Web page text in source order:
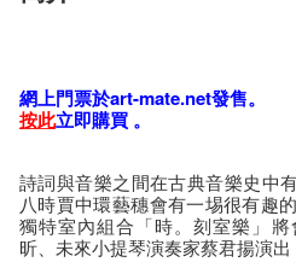
網​上門票於art-mate.net發售。
按​此立即購​買​ 。
詩詞與音樂之間在古典音樂史中
八時賈中環藝穗會有一埸很有趣
獨特室內組合「時。刻室樂」
昕、未來小提琴演奏家蔡君揚演出